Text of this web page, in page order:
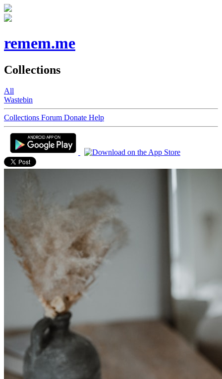
remem.me
Collections
All
Wastebin
Collections Forum Donate Help